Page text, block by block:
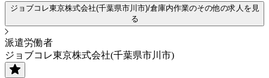
ジョブコレ東京株式会社(千葉県市川市)/倉庫内作業のその他の求人を見
る
派遣労働者
ジョブコレ東京株式会社(千葉県市川市)